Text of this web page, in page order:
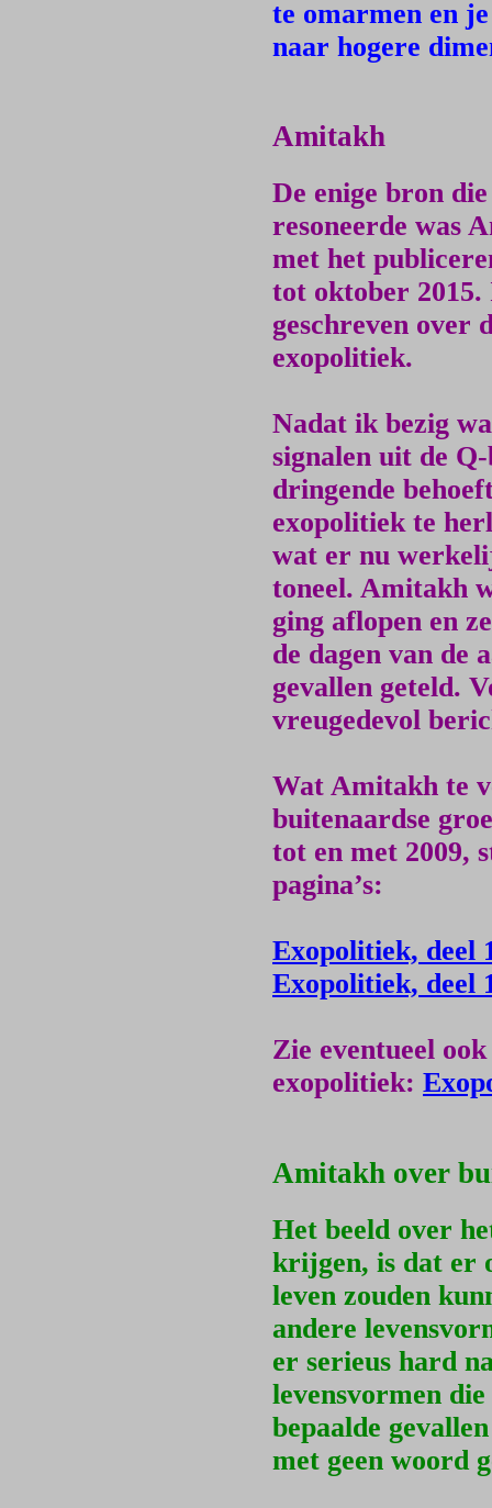
te omarmen en
naar hogere
Amitakh
De enige bron
resoneerde was
met het
tot oktober 2015.
geschreven over
exopolitiek.
Nadat ik bezig
signalen uit de
dringende
exopolitiek te
wat er nu
toneel. Amitakh
ging aflopen en
de dagen van de
gevallen geteld.
vreugedevol
Wat Amitakh te
buitenaardse
tot en met 2009,
pagina’s:
Exopolitiek, deel
Exopolitiek, deel
Zie eventueel
exopolitiek:
Amitakh over
Het beeld over
krijgen, is dat er
leven zouden
andere
er serieus hard
levensvormen
bepaalde
met geen woord